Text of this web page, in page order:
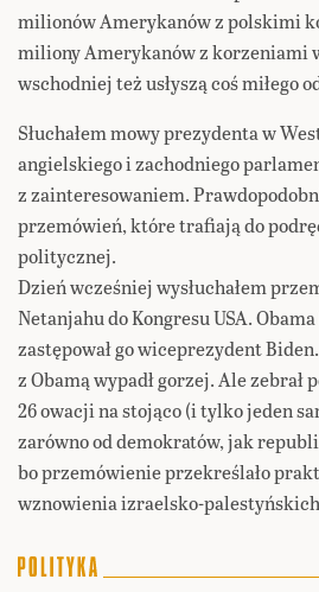
milionów Amerykanów z polskimi
miliony Amerykanów z korzeniami
wschodniej też usłyszą coś miłego
Słuchałem mowy prezydenta w
angielskiego i zachodniego
z zainteresowaniem.
przemówień, które trafiają do
politycznej.
Dzień wcześniej wysłuchałem
Netanjahu do Kongresu USA.
zastępował go wiceprezydent
z Obamą wypadł gorzej. Ale zebrał
26 owacji na stojąco (i tylko jeden
zarówno od demokratów, jak
bo przemówienie przekreślało
wznowienia izraelsko-